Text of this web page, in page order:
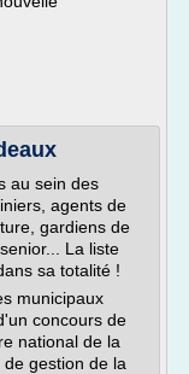
au sein des
agents de
gardiens de
La liste
sa totalité !
municipaux
concours de
national de la
gestion de la